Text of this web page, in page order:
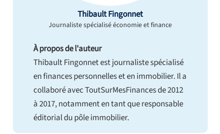
Thibault Fingonnet
Journaliste spécialisé économie et finance
À propos de l'auteur
Thibault Fingonnet est journaliste spécialisé
en finances personnelles et en immobilier. Il a
collaboré avec ToutSurMesFinances de 2012
à 2017, notamment en tant que responsable
éditorial du pôle immobilier.